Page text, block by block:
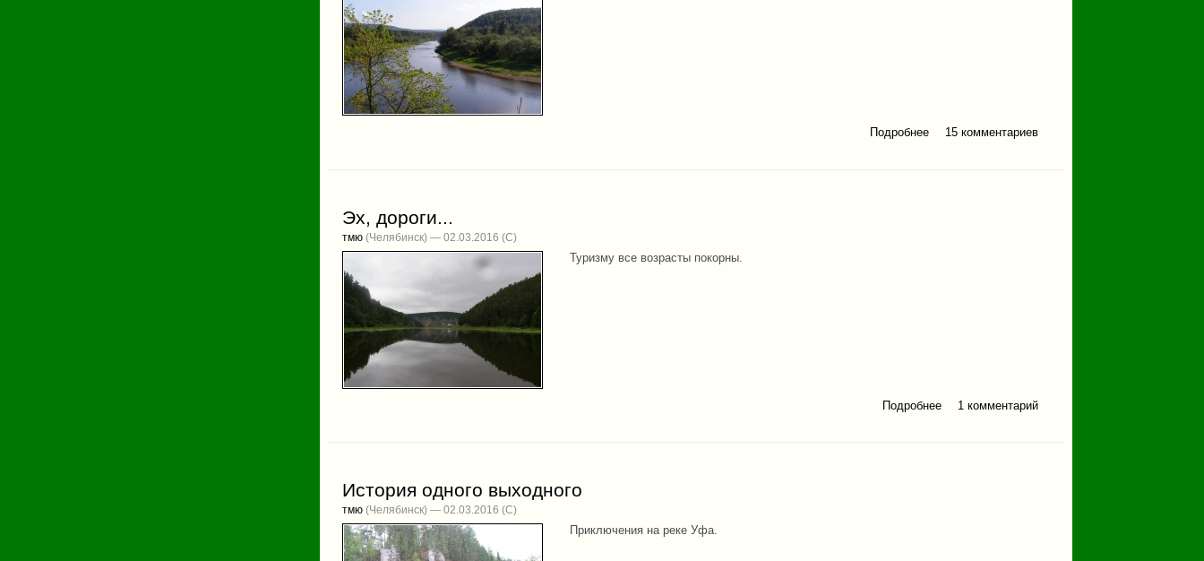
Подробнее
о Большая Сатка - Ай
15 комментариев
Эх, дороги...
тмю (Челябинск) — 02.03.2016
Туризму все возрасты покорны.
Подробнее о Эх, дороги...
1 комментарий
История одного выходного
тмю (Челябинск) — 02.03.2016
Приключения на реке Уфа.